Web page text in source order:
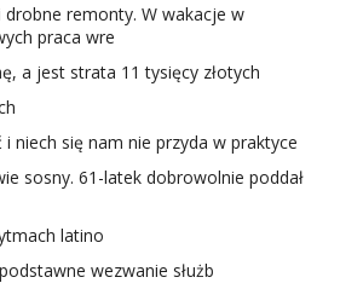
remonty. W wakacje w
praca wre
a jest strata 11 tysięcy złotych
niech się nam nie przyda w praktyce
sosny. 61-latek dobrowolnie poddał
latino
wezwanie służb